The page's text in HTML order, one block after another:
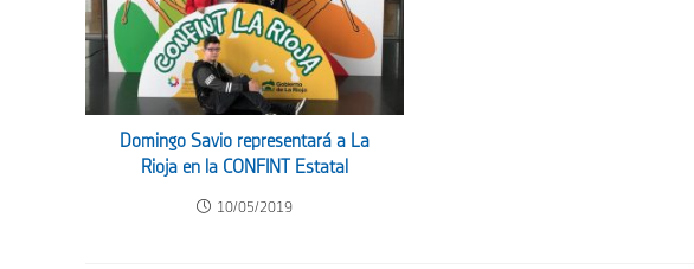
Domingo Savio representará a La
Rioja en la CONFINT Estatal
10/05/2019